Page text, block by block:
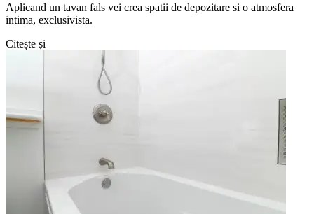
Aplicand un tavan fals vei crea spatii de depozitare si o atmosfera
intima, exclusivista.
Citește și